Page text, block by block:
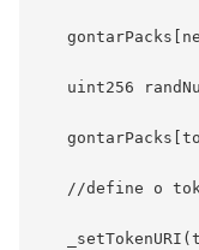
uint256
//define o